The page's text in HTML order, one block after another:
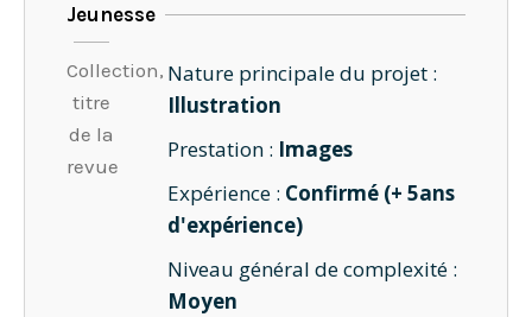
Jeunesse
Collection,
titre
de la
revue
Nature principale du projet :
Illustration
Prestation : Images
Expérience : Confirmé (+ 5ans
d'expérience)
Niveau général de complexité :
Moyen